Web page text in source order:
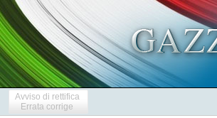
Avviso di rettifica
Errata corrige